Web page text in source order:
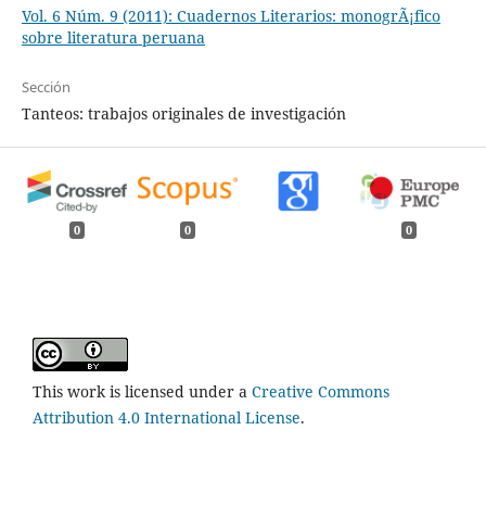
Vol. 6 Núm. 9 (2011): Cuadernos Literarios: monogrÃ¡fico
sobre literatura peruana
Sección
Tanteos: trabajos originales de investigación
0 0 0
This work is licensed under a Creative Commons
Attribution 4.0 International License.